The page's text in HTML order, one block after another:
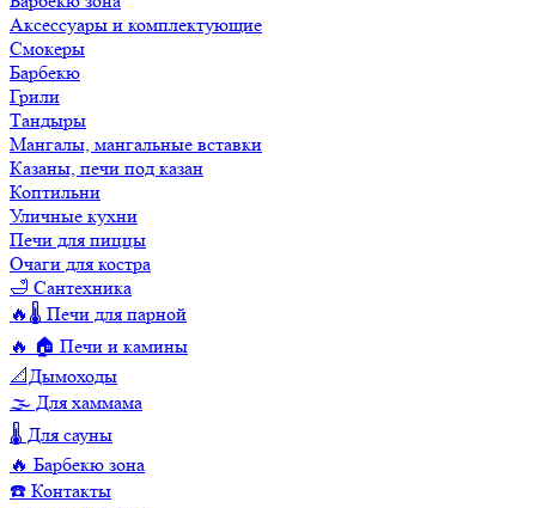
Аксессуары и комплектующие
Смокеры
Барбекю
Грили
Тандыры
Мангалы, мангальные вставки
Казаны, печи под казан
Коптильни
Уличные кухни
Печи для пиццы
Очаги для костра
🛁 Сантехника
🔥🌡️ Печи для парной
🔥 🏠 Печи и камины
📐Дымоходы
🌫️ Для хаммама
🌡️ Для сауны
🔥 Барбекю зона
☎️ Контакты